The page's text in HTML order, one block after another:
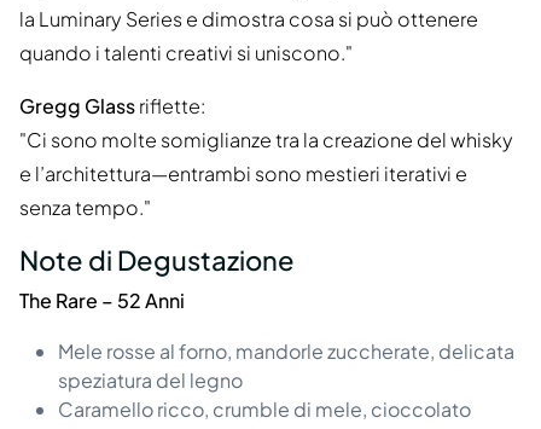
la Luminary Series e dimostra cosa si può ottenere
quando i talenti creativi si uniscono."
Gregg Glassriflette:
"Ci sono molte somiglianze tra la creazione del whisky
e l’architettura—entrambi sono mestieri iterativi e
senza tempo."
Note di Degustazione
The Rare – 52 Anni
Mele rosse al forno, mandorle zuccherate, delicata
speziatura del legno
Caramello ricco, crumble di mele, cioccolato